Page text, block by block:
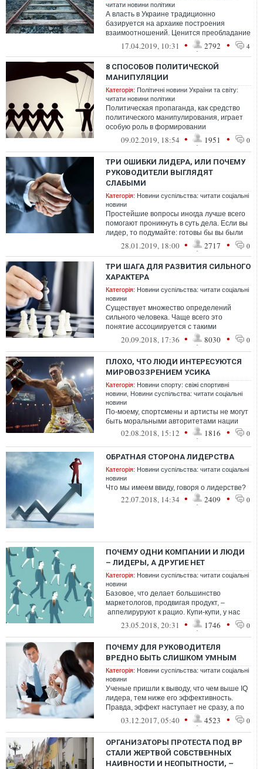
читати новини політики
А власть в Украине традиционно
базируется на архаике построения
взаимоотношений. Ценится преобладание
личной преданности лидеру, а не
эффективность ил...
17.04.2019, 10:31 • 2792 • 4
8 СПОСОБОВ ПОЛИТИЧЕСКОЙ
МАНИПУЛЯЦИИ
Категорія: Політичні новини України та світу:
читати новини політики
Политическая пропаганда, как средство
политического манипулирования, играет
особую роль в формировании
общественного мнения.
09.02.2019, 18:54 • 1951 • 0
ТРИ ОШИБКИ ЛИДЕРА, ИЛИ ПОЧЕМУ
РУКОВОДИТЕЛИ ВЫГЛЯДЯТ
СЛАБЫМИ
Категорія: Новини суспільства: читати соціальні
новини
Простейшие вопросы иногда лучше всего
помогают проникнуть в суть дела. Если вы
лидер, то подумайте: готовы бы вы были
последовать сами за собой?
28.01.2019, 18:00 • 2717 • 0
ТРИ ШАГА ДЛЯ РАЗВИТИЯ СИЛЬНОГО
ХАРАКТЕРА
Категорія: Новини суспільства: читати соціальні
новини
Существует множество определений
сильного человека. Чаще всего это
понятие ассоциируется с такими
качествами, как честность,
ответственность и самокон...
20.09.2018, 17:36 • 8030 • 0
ПЛОХО, ЧТО ЛЮДИ ИНТЕРЕСУЮТСЯ
МИРОВОЗЗРЕНИЕМ УСИКА
Категорія: Новини спорту: свіжі спортивні
новини Новини суспільства: читати соціальні
новини
По-моему, спортсмены и артисты не могут
быть моральными авторитетами нации
02.08.2018, 15:12 • 1816 • 0
ОБРАТНАЯ СТОРОНА ЛИДЕРСТВА
Категорія: Новини суспільства: читати соціальні
новини
Что мы имеем ввиду, говоря о лидерстве?
22.07.2018, 14:34 • 2409 • 0
ПОЧЕМУ ОДНИ КОМПАНИИ И ЛЮДИ
– ЛИДЕРЫ, А ДРУГИЕ НЕТ
Категорія: Новини суспільства: читати соціальні
новини
Базовое, что делает большинство
маркетологов, продвигая продукт, –
аппелируруют к рацио. Купи-купи, у нас
дешевле, скидка 99.9%, наш товар – самый
23.05.2018, 20:31 • 1746 • 0
ПОЧЕМУ ДЛЯ РУКОВОДИТЕЛЯ
ВРЕДНО БЫТЬ СЛИШКОМ УМНЫМ
Категорія: Новини суспільства: читати соціальні
новини
Ученые пришли к выводу, что чем выше IQ
лидера, тем ниже его эффективность.
Правда, эффект наступает не сразу, а по
достижении определенного порога
03.12.2017, 05:40 • 4523 • 0
ОРГАНИЗАТОРЫ ПРОТЕСТА ПОД ВР
СТАЛИ ЖЕРТВОЙ СОБСТВЕННЫХ
НАИВНОСТИ И НЕОПЫТНОСТИ, –